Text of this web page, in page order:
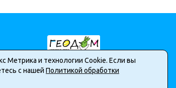
Метрика и технологии Cookie. Если вы
с нашей Политикой обработки